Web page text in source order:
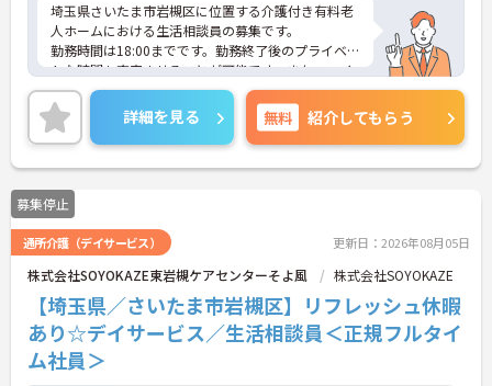
埼玉県さいたま市岩槻区に位置する介護付き有料老
人ホームにおける生活相談員の募集です。
勤務時間は18:00までです。勤務終了後のプライベー
トな時間も充実させることが可能です。また、マイ
カー通勤が可能です。通勤が苦になりません。
ご興味のある方には、面接対策ポイントなど、さら
に詳細をご案内しますのでお気軽にご相談くださ
い！
詳細を見る 無料 紹介してもらう
募集停止
通所介護（デイサービス） 更新日：2026年08月05日
株式会社SOYOKAZE東岩槻ケアセンターそよ風 株式会社SOYOKAZE
【埼玉県／さいたま市岩槻区】リフレッシュ休暇
あり☆デイサービス／生活相談員＜正規フルタイ
ム社員＞